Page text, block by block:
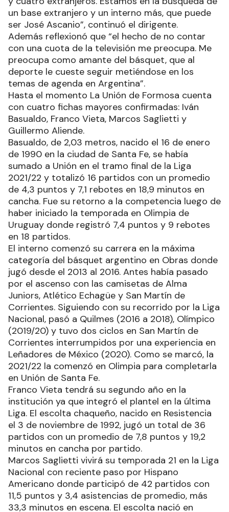
un base extranjero y un interno más, que puede
ser José Ascanio”, continuó el dirigente.
Además reflexionó que “el hecho de no contar
con una cuota de la televisión me preocupa. Me
preocupa como amante del básquet, que al
deporte le cueste seguir metiéndose en los
temas de agenda en Argentina”.
Hasta el momento La Unión de Formosa cuenta
con cuatro fichas mayores confirmadas: Iván
Basualdo, Franco Vieta, Marcos Saglietti y
Guillermo Aliende.
Basualdo, de 2,03 metros, nacido el 16 de enero
de 1990 en la ciudad de Santa Fe, se había
sumado a Unión en el tramo final de la Liga
2021/22 y totalizó 16 partidos con un promedio
de 4,3 puntos y 7,1 rebotes en 18,9 minutos en
cancha. Fue su retorno a la competencia luego de
haber iniciado la temporada en Olimpia de
Uruguay donde registró 7,4 puntos y 9 rebotes
en 18 partidos.
El interno comenzó su carrera en la máxima
categoría del básquet argentino en Obras donde
jugó desde el 2013 al 2016. Antes había pasado
por el ascenso con las camisetas de Alma
Juniors, Atlético Echagüe y San Martín de
Corrientes. Siguiendo con su recorrido por la Liga
Nacional, pasó a Quilmes (2016 a 2018), Olímpico
(2019/20) y tuvo dos ciclos en San Martín de
Corrientes interrumpidos por una experiencia en
Leñadores de México (2020). Como se marcó, la
2021/22 la comenzó en Olimpia para completarla
en Unión de Santa Fe.
Franco Vieta tendrá su segundo año en la
institución ya que integró el plantel en la última
Liga. El escolta chaqueño, nacido en Resistencia
el 3 de noviembre de 1992, jugó un total de 36
partidos con un promedio de 7,8 puntos y 19,2
minutos en cancha por partido.
Marcos Saglietti vivirá su temporada 21 en la Liga
Nacional con reciente paso por Hispano
Americano donde participó de 42 partidos con
11,5 puntos y 3,4 asistencias de promedio, más
33,3 minutos en escena. El escolta nació en